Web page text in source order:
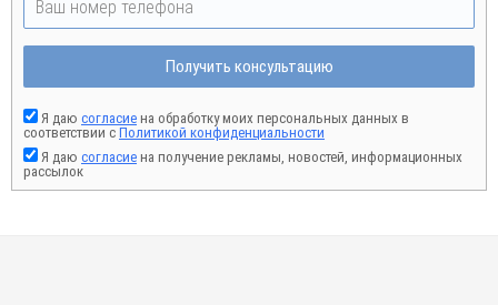
Получить консультацию
Я даю согласие на обработку моих персональных данных в
соответствии с Политикой конфиденциальности
Я даю согласие на получение рекламы, новостей, информационных
рассылок